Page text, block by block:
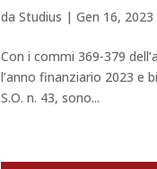
daStudius |Gen 16, 2023
Con i commi 369-379
l’anno finanziario 2023 e
S.O. n. 43, sono...